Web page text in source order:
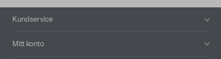
Sidfot
Kundservice
Mitt konto